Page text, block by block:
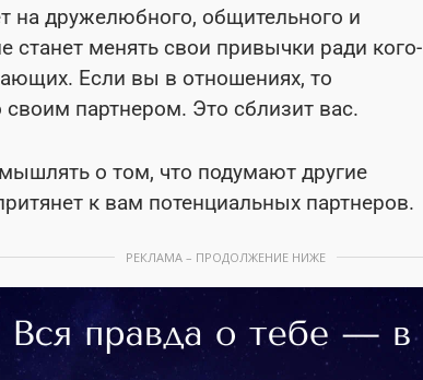
на дружелюбного, общительного и
станет менять свои привычки ради кого-
Если вы в отношениях, то
партнером. Это сблизит вас.
о том, что подумают другие
к вам потенциальных партнеров.
РЕКЛАМА – ПРОДОЛЖЕНИЕ НИЖЕ